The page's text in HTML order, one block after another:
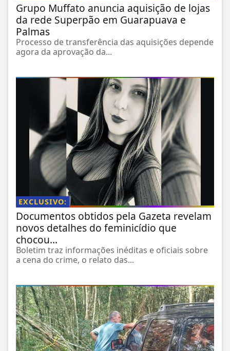
Grupo Muffato anuncia aquisição de lojas
da rede Superpão em Guarapuava e
Palmas
Processo de transferência das aquisições depende
agora da aprovação da...
EXCLUSIVO:
Documentos obtidos pela Gazeta revelam
novos detalhes do feminicídio que
chocou...
Boletim traz informações inéditas e oficiais sobre
a cena do crime, o relato das...